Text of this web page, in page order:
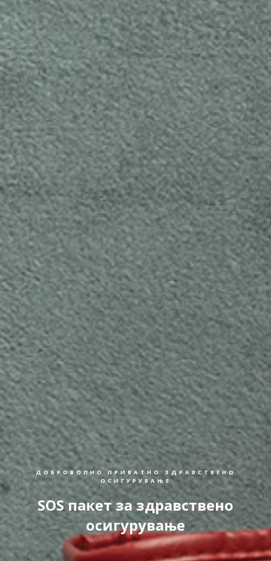
ДОБРОВОЛНО ПРИВАТНО ЗДРАВСТВЕНО
ОСИГУРУВАЊЕ
SOS пакет за здравствено
осигурување